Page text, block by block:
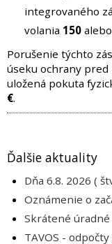
integrovaného
volania 150 alebo
Porušenie týchto
úseku ochrany
uložená pokuta
€.
Ďalšie aktuality
Dňa 6.8. 2026 (
Oznámenie o
Skrátené
TAVOS -